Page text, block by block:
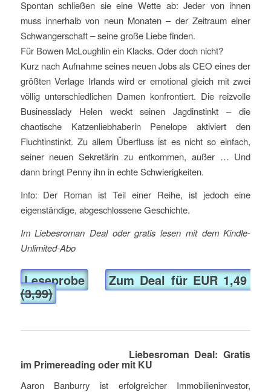
Spontan schließen sie eine Wette ab: Jeder von ihnen
muss innerhalb von neun Monaten – der Zeitraum einer
Schwangerschaft – seine große Liebe finden.
Für Bowen McLoughlin ein Klacks. Oder doch nicht?
Kurz nach Aufnahme seines neuen Jobs als CEO eines der
größten Verlage Irlands wird er emotional gleich mit zwei
völlig unterschiedlichen Damen konfrontiert. Die reizvolle
Businesslady Helen weckt seinen Jagdinstinkt – die
chaotische Katzenliebhaberin Penelope aktiviert den
Fluchtinstinkt. Zu allem Überfluss ist es nicht so einfach,
seiner neuen Sekretärin zu entkommen, außer … Und
dann bringt Penny ihn in echte Schwierigkeiten.
Info: Der Roman ist Teil einer Reihe, ist jedoch eine
eigenständige, abgeschlossene Geschichte.
Im Liebesroman Deal oder gratis lesen mit dem Kindle-
Unlimited-Abo
Leseprobe Zum Deal für EUR 1,49
(3,99)
Liebesroman Deal: Gratis
im Primereading oder mit KU
Aaron Banburry ist erfolgreicher Immobilieninvestor,